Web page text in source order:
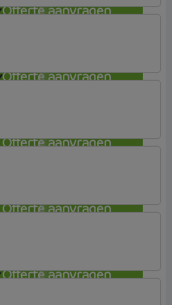
Offerte aanvragen
Offerte aanvragen
Offerte aanvragen
Offerte aanvragen
Offerte aanvragen